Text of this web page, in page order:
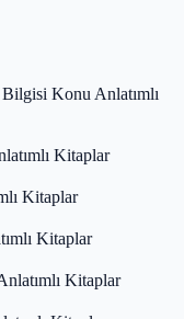
Konu Anlatımlı
Kitaplar
Kitaplar
Kitaplar
Kitaplar